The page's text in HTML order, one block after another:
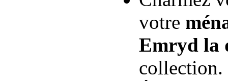
votre
Emryd la
collection.